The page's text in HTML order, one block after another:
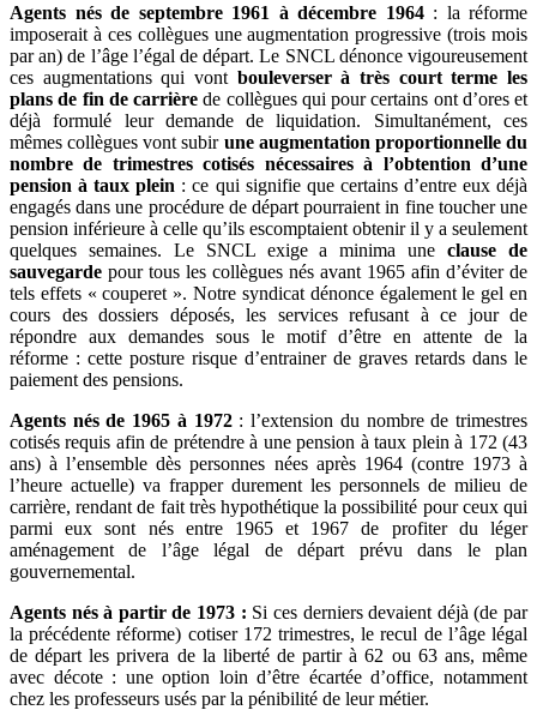
Agents nés de septembre 1961 à décembre 1964: la réforme
imposerait à ces collègues une augmentation progressive (trois mois
par an) de l’âge l’égal de départ. Le SNCL dénonce vigoureusement
ces augmentations qui vont bouleverser à très court terme les
plans de fin de carrière de collègues qui pour certains ont d’ores et
déjà formulé leur demande de liquidation. Simultanément, ces
mêmes collègues vont subir une augmentation proportionnelle du
nombre de trimestres cotisés nécessaires à l’obtention d’une
pension à taux plein : ce qui signifie que certains d’entre eux déjà
engagés dans une procédure de départ pourraient in fine toucher une
pension inférieure à celle qu’ils escomptaient obtenir il y a seulement
quelques semaines. Le SNCL exige a minima uneclause de
sauvegarde pour tous les collègues nés avant 1965 afin d’éviter de
tels effets « couperet ». Notre syndicat dénonce également le gel en
cours des dossiers déposés, les services refusant à ce jour de
répondre aux demandes sous le motif d’être en attente de la
réforme : cette posture risque d’entrainer de graves retards dans le
paiement des pensions.
Agents nés de 1965 à 1972: l’extension du nombre de trimestres
cotisés requis afin de prétendre à une pension à taux plein à 172 (43
ans) à l’ensemble dès personnes nées après 1964 (contre 1973 à
l’heure actuelle) va frapper durement les personnels de milieu de
carrière, rendant de fait très hypothétique la possibilité pour ceux qui
parmi eux sont nés entre 1965 et 1967 de profiter du léger
aménagement de l’âge légal de départ prévu dans le plan
gouvernemental.
Agents nés à partir de 1973 : Si ces derniers devaient déjà (de par
la précédente réforme) cotiser 172 trimestres, le recul de l’âge légal
de départ les privera de la liberté de partir à 62 ou 63 ans, même
avec décote : une option loin d’être écartée d’office, notamment
chez les professeurs usés par la pénibilité de leur métier.